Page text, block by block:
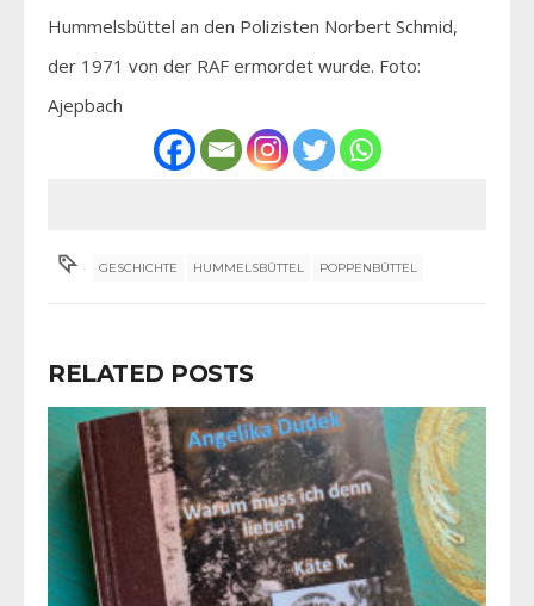
Hummelsbüttel an den Polizisten Norbert Schmid,
der 1971 von der RAF ermordet wurde. Foto:
Ajepbach
GESCHICHTE HUMMELSBÜTTEL POPPENBÜTTEL
RELATED POSTS